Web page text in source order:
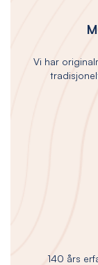
Vi har
140 års